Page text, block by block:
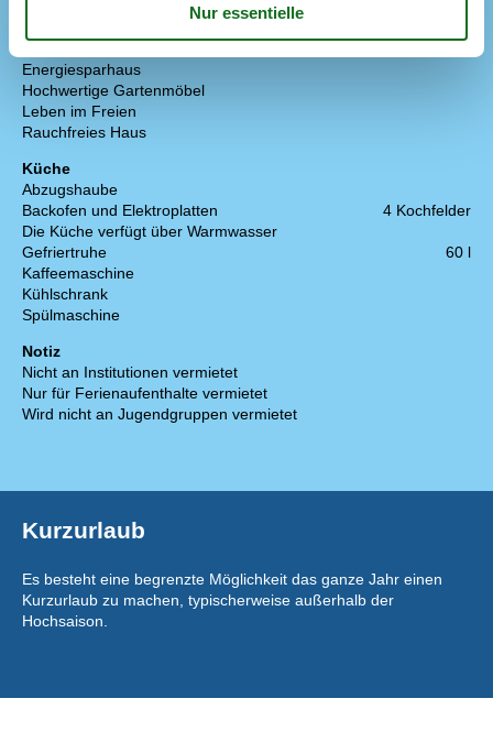
Energiesparhaus
Hochwertige Gartenmöbel
Leben im Freien
Rauchfreies Haus
Küche
Abzugshaube
Backofen und Elektroplatten
4 Kochfelder
Die Küche verfügt über Warmwasser
Gefriertruhe
60 l
Kaffeemaschine
Kühlschrank
Spülmaschine
Notiz
Nicht an Institutionen vermietet
Nur für Ferienaufenthalte vermietet
Wird nicht an Jugendgruppen vermietet
Kurzurlaub
Es besteht eine begrenzte Möglichkeit das ganze Jahr einen
Kurzurlaub zu machen, typischerweise außerhalb der
Hochsaison.